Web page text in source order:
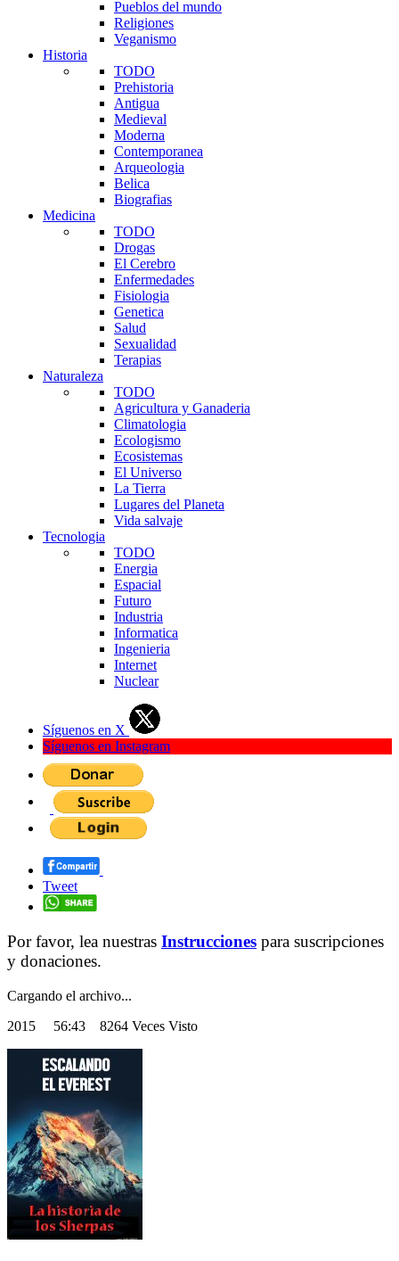
Pueblos del mundo
Religiones
Veganismo
Historia
TODO
Prehistoria
Antigua
Medieval
Moderna
Contemporanea
Arqueologia
Belica
Biografias
Medicina
TODO
Drogas
El Cerebro
Enfermedades
Fisiologia
Genetica
Salud
Sexualidad
Terapias
Naturaleza
TODO
Agricultura y Ganaderia
Climatologia
Ecologismo
Ecosistemas
El Universo
La Tierra
Lugares del Planeta
Vida salvaje
Tecnologia
TODO
Energia
Espacial
Futuro
Industria
Informatica
Ingenieria
Internet
Nuclear
Síguenos en X
Síguenos en Instagram
Tweet
Por favor, lea nuestras Instrucciones para suscripciones
y donaciones.
Cargando el archivo...
2015 56:43 8264 Veces Visto